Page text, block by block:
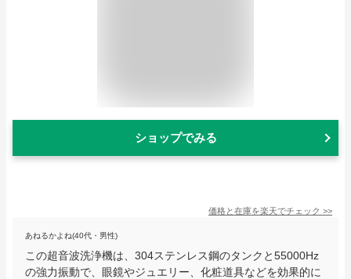
ショップでみる
価格と在庫を楽天でチェック >>
あねるかよね(40代・男性)
この超音波洗浄機は、304ステンレス鋼のタンクと55000Hz
の強力振動で、眼鏡やジュエリー、化粧道具などを効果的に